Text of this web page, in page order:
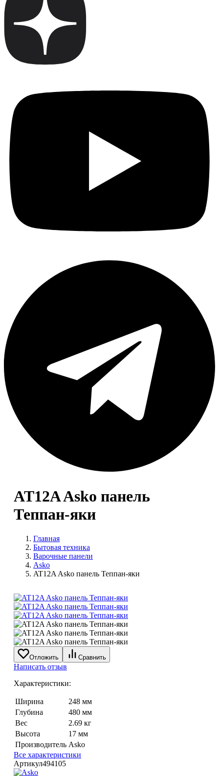
AT12A Asko панель
Теппан-яки
Главная
Бытовая техника
Варочные панели
Asko
AT12A Asko панель Теппан-яки
Отложить Сравнить
Написать отзыв
Характеристики:
Ширина
248 мм
Глубина
480 мм
Вес
2.69 кг
Высота
17 мм
Производитель Asko
Все характеристики
Артикул494105